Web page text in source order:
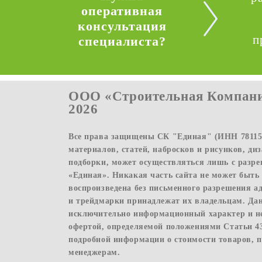
оперативная
консультация
специалиста?
ООО «Строительная
2026
Все права защищены СК "Единая" (ИНН
материалов, статей, набросков и рисунков,
подборки, может осуществляться лишь с
«Единая». Никакая часть сайта не может быть
воспроизведена без письменного разрешения
и трейдмарки принадлежат их владельцам.
исключительно информационный характер и
офертой, определяемой положениями Статьи
подробной информации о стоимости товаров,
менеджерам.